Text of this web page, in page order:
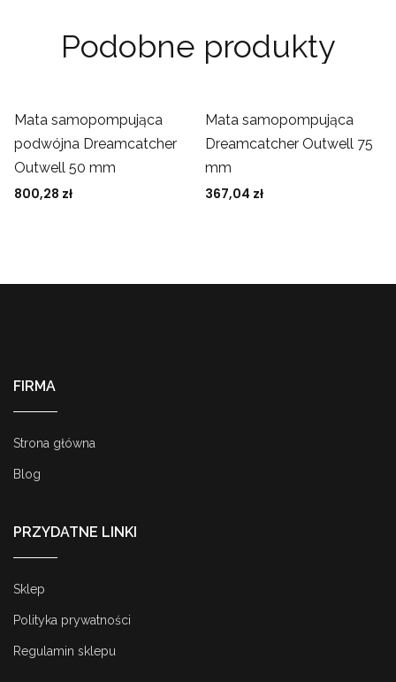
Podobne produkty
Mata samopompująca
podwójna Dreamcatcher
Outwell 50 mm
800,28 zł
Mata samopompująca
Dreamcatcher Outwell 75
mm
367,04 zł
FIRMA
Strona główna
Blog
PRZYDATNE LINKI
Sklep
Polityka prywatności
Regulamin sklepu